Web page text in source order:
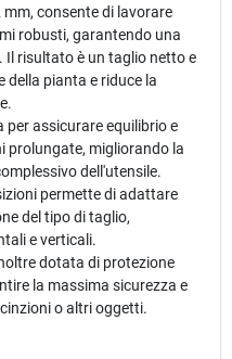
consente di lavorare
robusti, garantendo una
risultato è un taglio netto e
della pianta e riduce la
assicurare equilibrio e
prolungate, migliorando la
dell'utensile.
permette di adattare
del tipo di taglio,
e verticali.
dotata di protezione
la massima sicurezza e
o altri oggetti.